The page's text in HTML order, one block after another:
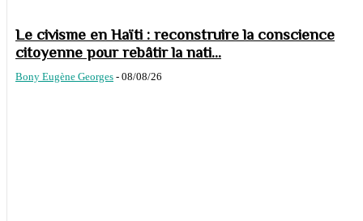
Le civisme en Haïti : reconstruire la conscience
citoyenne pour rebâtir la nati...
Bony Eugène Georges - 08/08/26